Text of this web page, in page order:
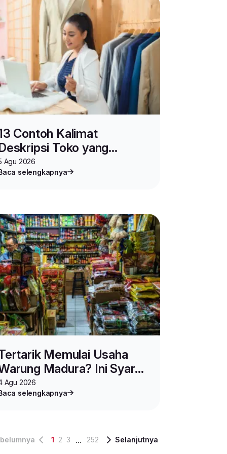
Contoh Kalimat
Toko yang
Pikat Pembeli
Agu 2026
selengkapnya
Memulai Usaha
Madura? Ini Syarat
& Modal Usahanya
Agu 2026
selengkapnya
1 2 3 ... 252 Selanjutnya